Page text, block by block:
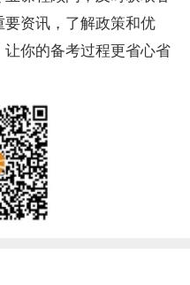
资讯，了解政策和优
你的备考过程更省心省